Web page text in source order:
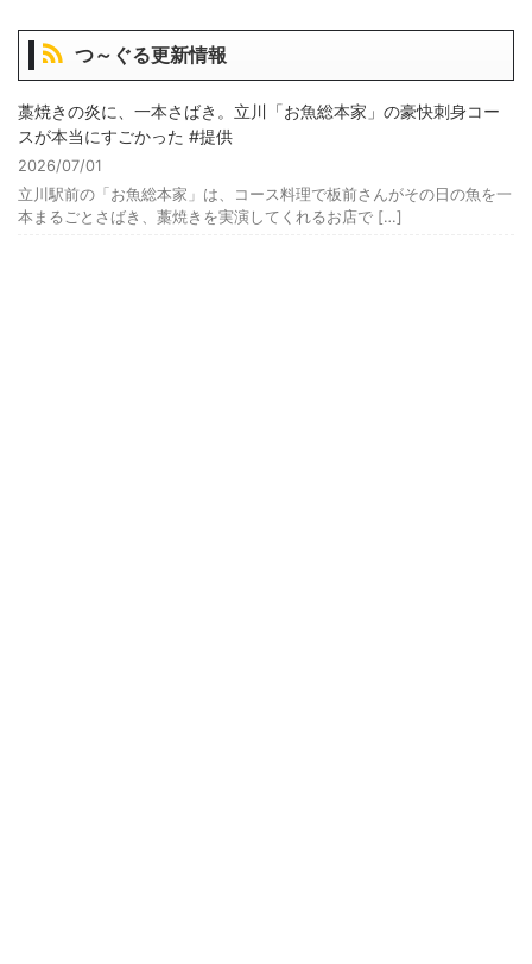
つ～ぐる更新情報
藁焼きの炎に、一本さばき。立川「お魚総本家」の豪快刺身コー
スが本当にすごかった #提供
2026/07/01
立川駅前の「お魚総本家」は、コース料理で板前さんがその日の魚を一
本まるごとさばき、藁焼きを実演してくれるお店で […]